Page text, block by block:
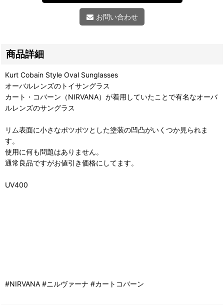
お問い合わせ
商品詳細
Kurt Cobain Style Oval Sunglasses
オーバルレンズのトイサングラス
カート・コバーン（NIRVANA）が着用していたことで有名なオーバ
ルレンズのサングラス
リム表面に小さなポツポツとした塗装の凹凸がいくつか見られま
す。
使用に何も問題はありません。
通常良品ですがお値引き価格にしてます。
UV400
#NIRVANA #ニルヴァーナ #カートコバーン